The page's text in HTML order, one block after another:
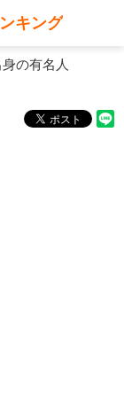
キング
の有名人